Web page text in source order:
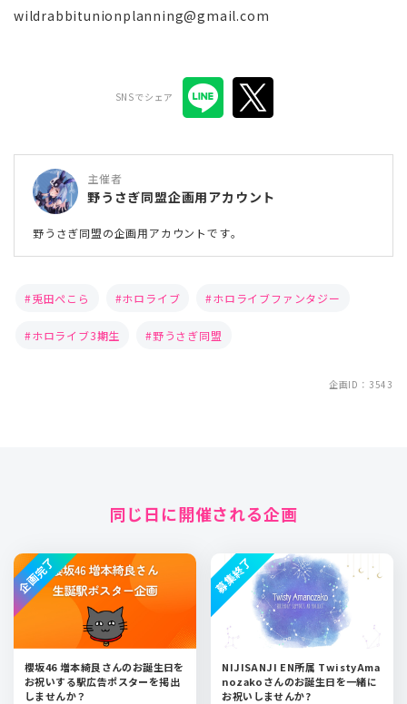
wildrabbitunionplanning@gmail.com
SNSでシェア
主催者
野うさぎ同盟企画用アカウント
野うさぎ同盟の企画用アカウントです。
兎田ぺこら ホロライブ ホロライブファンタジー
ホロライブ3期生 野うさぎ同盟
企画ID：3543
同じ日に開催される企画
櫻坂46 増本綺良さんのお誕生日を
お祝いする駅広告ポスターを掲出
しませんか？
企画完了
NIJISANJI EN所属 TwistyAma
nozakoさんのお誕生日を一緒に
お祝いしませんか?
募集終了